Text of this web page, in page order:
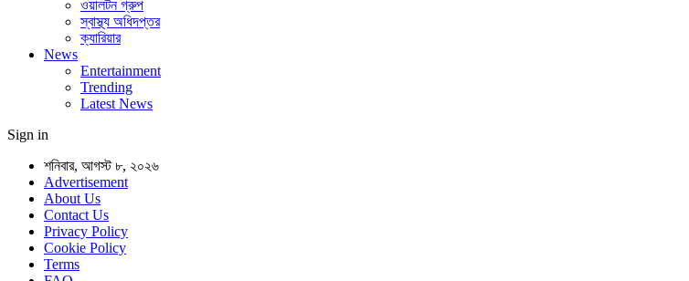
ওয়ালটন গ্রুপ
স্বাস্থ্য অধিদপ্তর
ক্যারিয়ার
News
Entertainment
Trending
Latest News
Sign in
শনিবার, আগস্ট ৮, ২০২৬
Advertisement
About Us
Contact Us
Privacy Policy
Cookie Policy
Terms